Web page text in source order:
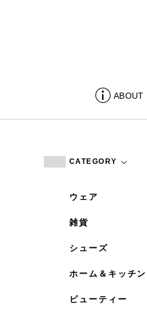
ABOUT
CATEGORY
ウェア
雑貨
シューズ
ホーム＆キッチン
ビューティー